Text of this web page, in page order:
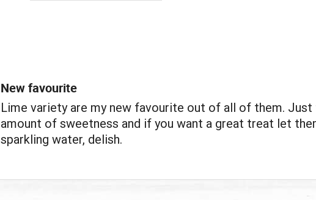
New favourite
Lime variety are my new favourite out of all of them. Just
amount of sweetness and if you want a great treat let
sparkling water, delish.